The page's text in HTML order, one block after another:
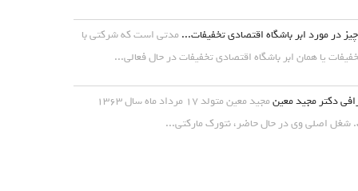
در مورد ابر باشگاه اقتصادی تخفیفات...مدتی است که شرکتی با
یا همان ابر باشگاه اقتصادی تخفیفات در حال فعالی...
دکتر مجید معین
مجید معین متولد ۱۷ مرداد ماه سال ۱۳۶۳
اصلی وی در حال حاضر، نتورک مارکتی...